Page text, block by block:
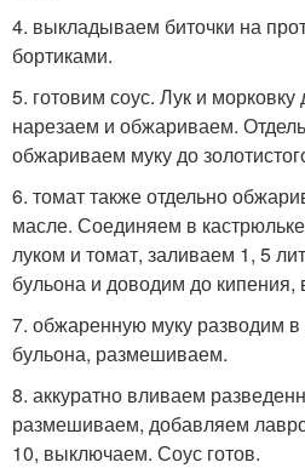
4. выкладываем биточки на
бортиками.
5. готовим соус. Лук и морковку
нарезаем и обжариваем.
обжариваем муку до
6. томат также отдельно
масле. Соединяем в
луком и томат, заливаем 1, 5
бульона и доводим до кипения,
7. обжаренную муку разводим в
бульона, размешиваем.
8. аккуратно вливаем
размешиваем, добавляем
10, выключаем. Соус готов.